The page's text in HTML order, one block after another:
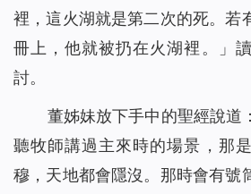
裡，這火湖就是第二次的死。若
冊上，他就被扔在火湖裡。
」
討。
董姊妹放下手中的聖經說道
聽牧師講過主來時的場景，那
穆，天地都會隱沒。那時會有號